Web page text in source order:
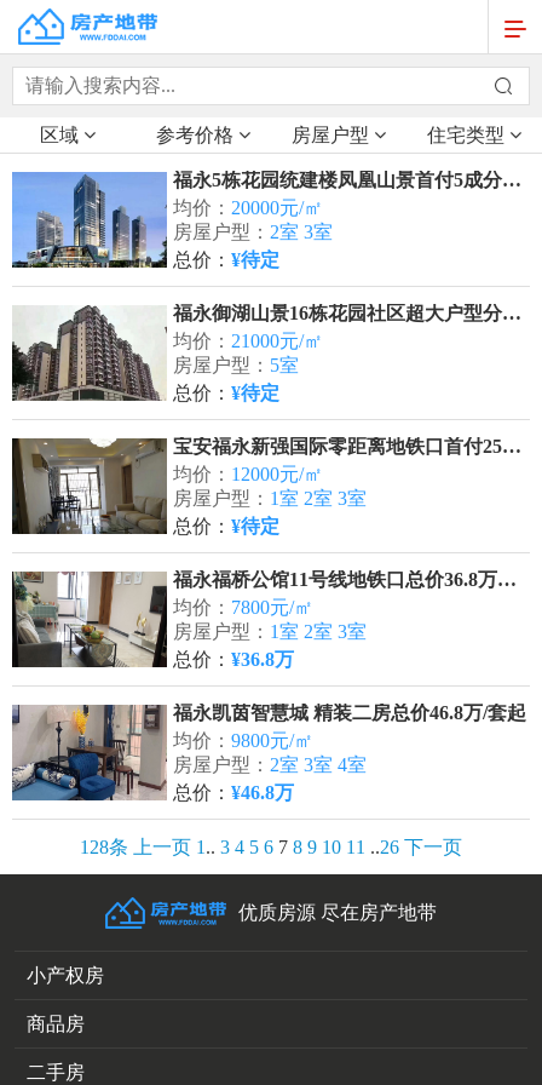
区域 参考价格 房屋户型 住宅类型
福永5栋花园统建楼凤凰山景首付5成分期10年
均价： 20000元/㎡
房屋户型： 2室 3室
总价：¥待定
福永御湖山景16栋花园社区超大户型分期10年
均价： 21000元/㎡
房屋户型： 5室
总价：¥待定
宝安福永新强国际零距离地铁口首付25万/套起
均价： 12000元/㎡
房屋户型： 1室 2室 3室
总价：¥待定
福永福桥公馆11号线地铁口总价36.8万‌起‌返租1500
均价： 7800元/㎡
房屋户型： 1室 2室 3室
总价：¥36.8万‌
福永凯茵智慧城 精装二房总价46.8万/套起
均价：9800元/㎡
房屋户型： 2室 3室 4室
总价：¥46.8万
128条 上一页 1 .. 3 4 5 6 7 8 9 10 11 ..26 下一页
优质房源 尽在房产地带
小产权房
商品房
二手房